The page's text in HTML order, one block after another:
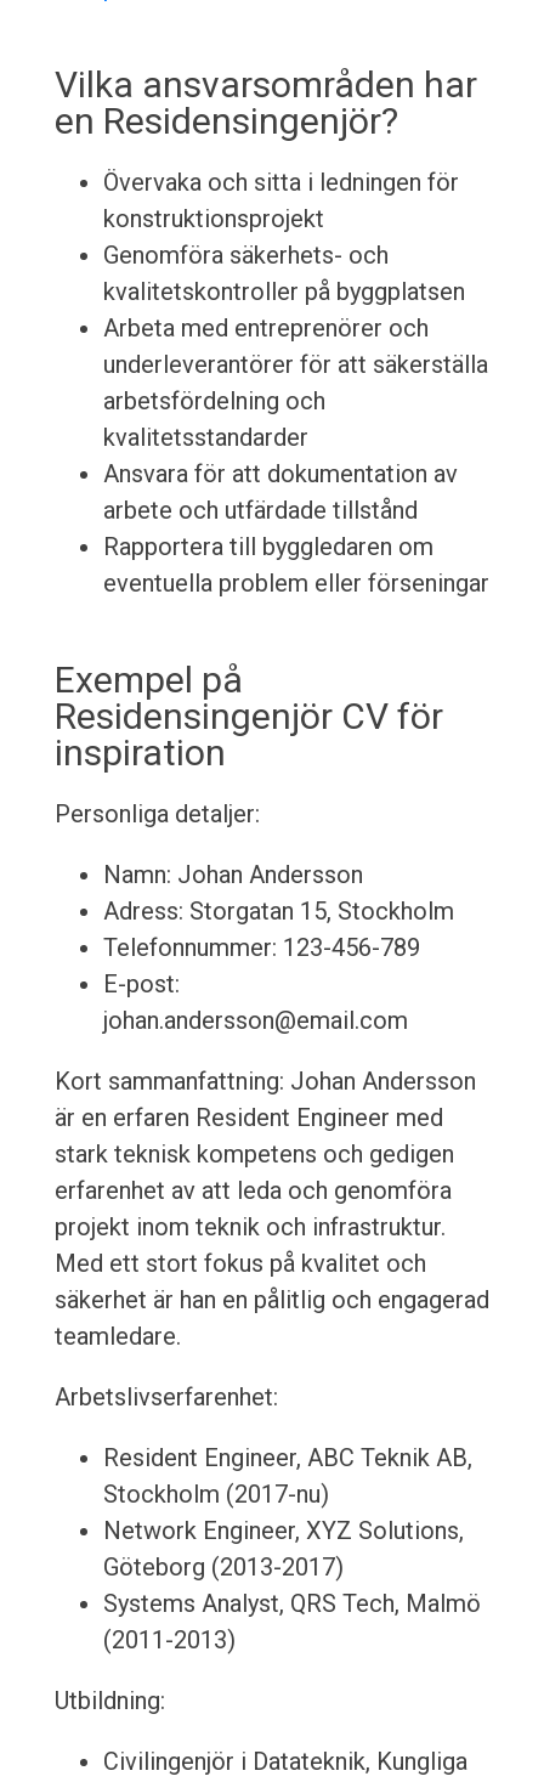
Vilka ansvarsområden har
en Residensingenjör?
Övervaka och sitta i ledningen för
konstruktionsprojekt
Genomföra säkerhets- och
kvalitetskontroller på byggplatsen
Arbeta med entreprenörer och
underleverantörer för att säkerställa
arbetsfördelning och
kvalitetsstandarder
Ansvara för att dokumentation av
arbete och utfärdade tillstånd
Rapportera till byggledaren om
eventuella problem eller förseningar
Exempel på
Residensingenjör CV för
inspiration
Personliga detaljer:
Namn: Johan Andersson
Adress: Storgatan 15, Stockholm
Telefonnummer: 123-456-789
E-post:
johan.andersson@email.com
Kort sammanfattning: Johan Andersson
är en erfaren Resident Engineer med
stark teknisk kompetens och gedigen
erfarenhet av att leda och genomföra
projekt inom teknik och infrastruktur.
Med ett stort fokus på kvalitet och
säkerhet är han en pålitlig och engagerad
teamledare.
Arbetslivserfarenhet:
Resident Engineer, ABC Teknik AB,
Stockholm (2017-nu)
Network Engineer, XYZ Solutions,
Göteborg (2013-2017)
Systems Analyst, QRS Tech, Malmö
(2011-2013)
Utbildning:
Civilingenjör i Datateknik, Kungliga